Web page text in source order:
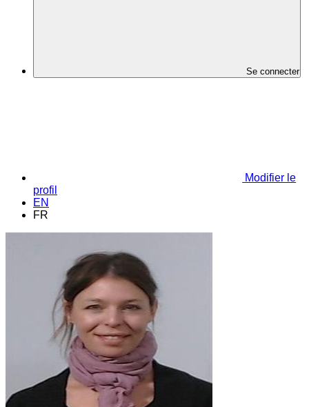
Se connecter
Modifier le
profil
EN
FR